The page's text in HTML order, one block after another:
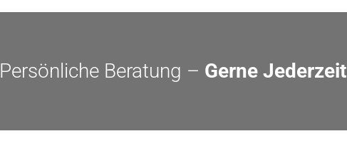
Persönliche Beratung – Gerne Jederzeit